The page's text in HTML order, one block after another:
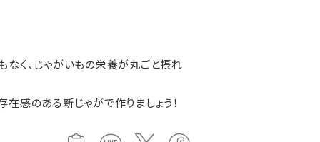
なく、じゃがいもの栄養が丸ごと摂れ
感のある新じゃがで作りましょう！